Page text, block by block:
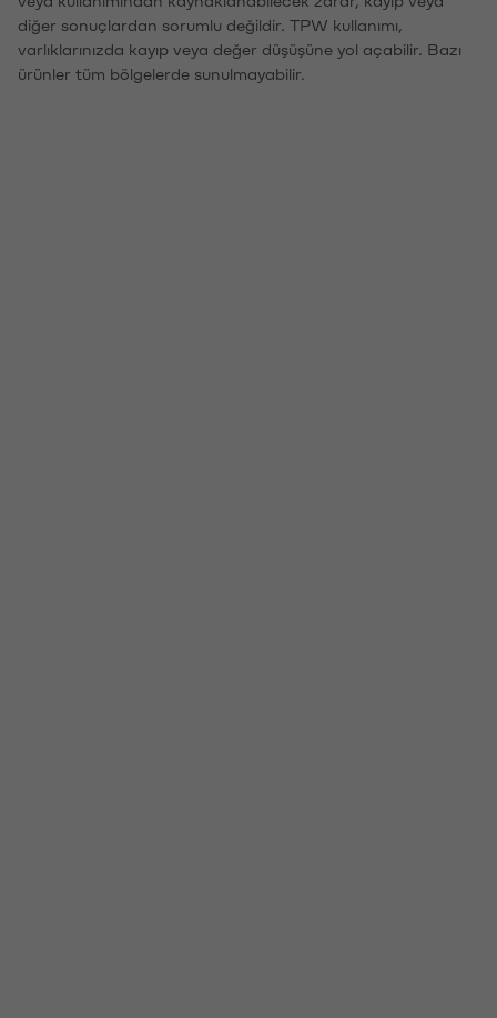
diğer sonuçlardan sorumlu değildir. TPW kullanımı,
varlıklarınızda kayıp veya değer düşüşüne yol açabilir. Bazı
ürünler tüm bölgelerde sunulmayabilir.